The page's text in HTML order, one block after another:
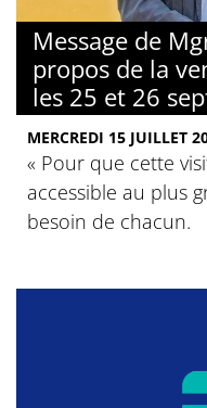
Message de
propos de la
les 25 et 26
MERCREDI 15 JUILLET
« Pour que cette
accessible au plus
besoin de chacun.